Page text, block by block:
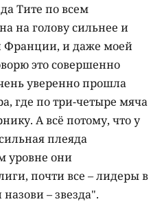
Тите по всем
на голову сильнее и
Франции, и даже моей
это совершенно
уверенно прошла
где по три-четыре мяча
А всё потому, что у
плеяда
уровне они
почти все – лидеры в
– звезда".